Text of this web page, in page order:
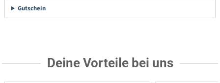
Gutschein
Deine Vorteile bei uns